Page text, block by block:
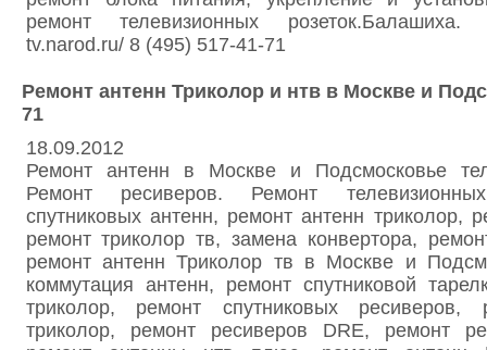
ремонт телевизионных
tv.narod.ru/ 8 (495) 517-41-71
Ремонт антенн Триколор и нтв в Москве и
71
18.09.2012
Ремонт антенн в Москве и Подсмосковье
Ремонт ресиверов. Ремонт
спутниковых антенн, ремонт антенн триколор,
ремонт триколор тв, замена конвертора,
ремонт антенн Триколор тв в Москве и
коммутация антенн, ремонт спутниковой
триколор, ремонт спутниковых ресиверов,
триколор, ремонт ресиверов DRE, ремонт